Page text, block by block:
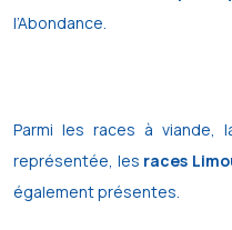
l’Abondance.
Parmi les races à viande,
représentée, les races
également présentes.